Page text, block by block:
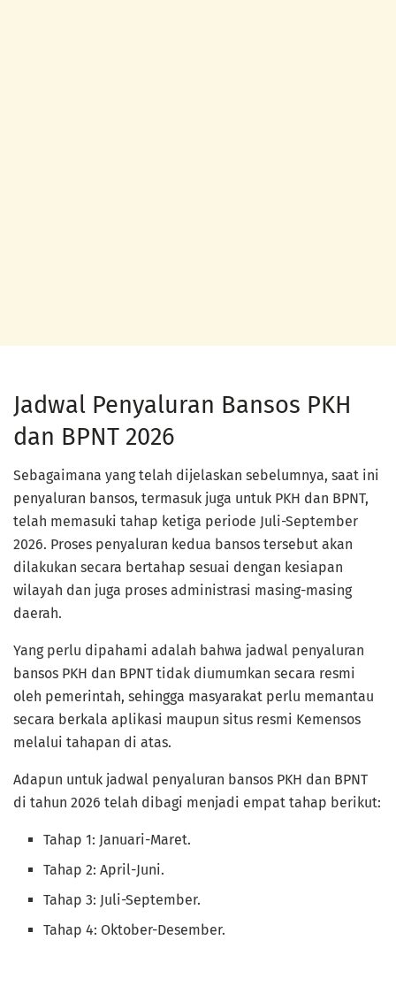
Jadwal Penyaluran Bansos PKH
dan BPNT 2026
Sebagaimana yang telah dijelaskan sebelumnya, saat ini
penyaluran bansos, termasuk juga untuk PKH dan BPNT,
telah memasuki tahap ketiga periode Juli-September
2026. Proses penyaluran kedua bansos tersebut akan
dilakukan secara bertahap sesuai dengan kesiapan
wilayah dan juga proses administrasi masing-masing
daerah.
Yang perlu dipahami adalah bahwa jadwal penyaluran
bansos PKH dan BPNT tidak diumumkan secara resmi
oleh pemerintah, sehingga masyarakat perlu memantau
secara berkala aplikasi maupun situs resmi Kemensos
melalui tahapan di atas.
Adapun untuk jadwal penyaluran bansos PKH dan BPNT
di tahun 2026 telah dibagi menjadi empat tahap berikut:
Tahap 1: Januari-Maret.
Tahap 2: April-Juni.
Tahap 3: Juli-September.
Tahap 4: Oktober-Desember.